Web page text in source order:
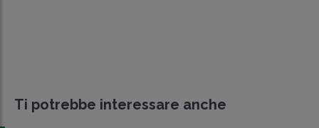
Ti potrebbe interessare anche